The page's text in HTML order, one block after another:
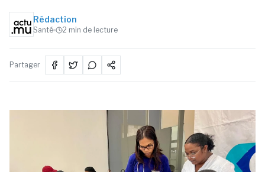
Rédaction
Santé 2 min de lecture
Partager